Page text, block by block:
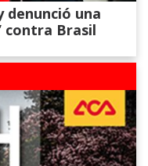
denunció una
contra Brasil